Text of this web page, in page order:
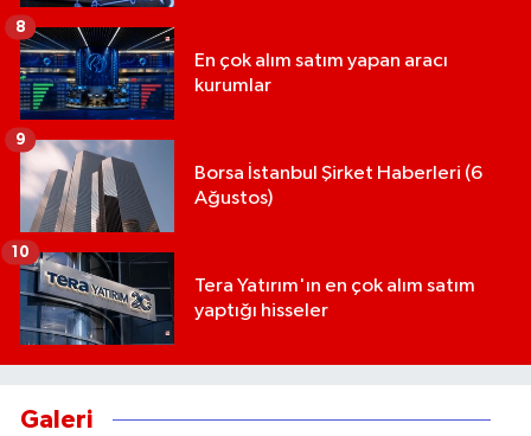
En çok alım satım yapan aracı
kurumlar
8
Borsa İstanbul Şirket Haberleri (6
Ağustos)
9
Tera Yatırım'ın en çok alım satım
yaptığı hisseler
10
Galeri